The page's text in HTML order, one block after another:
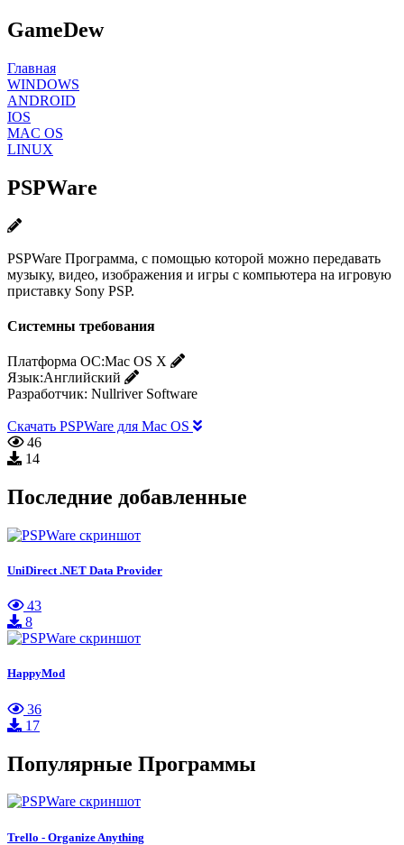
GameDew
Главная
WINDOWS
ANDROID
IOS
MAC OS
LINUX
PSPWare
PSPWare Программа, с помощью которой можно передавать
музыку, видео, изображения и игры с компьютера на игровую
приставку Sony PSP.
Системны требования
Платформа ОС:Mac OS X
Язык:Английский
Разработчик: Nullriver Software
Скачать PSPWare для Mac OS
46
14
Последние добавленные
UniDirect .NET Data Provider
43
8
HappyMod
36
17
Популярные Программы
Trello - Organize Anything